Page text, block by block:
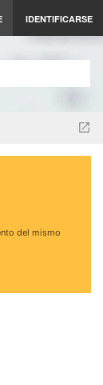
IDENTIFICARSE
del mismo